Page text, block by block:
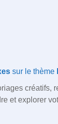
sur le thème
créatifs,
et explorer